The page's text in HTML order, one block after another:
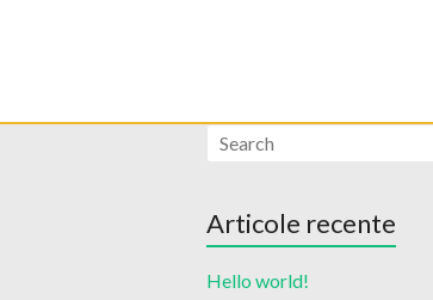
Articole recente
Hello world!